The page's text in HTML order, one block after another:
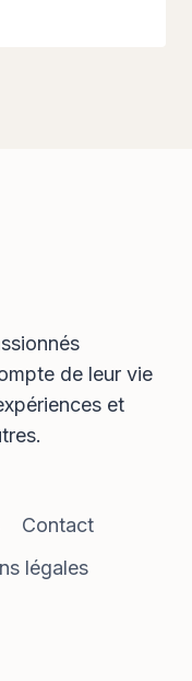
de leur vie
et
Contact
légales